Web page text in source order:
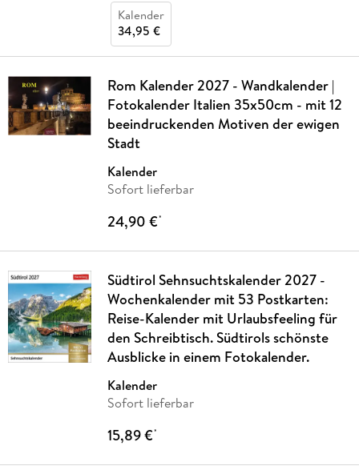
Kalender
34,95 €
Rom Kalender 2027 - Wandkalender |
Fotokalender Italien 35x50cm - mit 12
beeindruckenden Motiven der ewigen
Stadt
Kalender
Sofort lieferbar
24,90 €*
Südtirol Sehnsuchtskalender 2027 -
Wochenkalender mit 53 Postkarten:
Reise-Kalender mit Urlaubsfeeling für
den Schreibtisch. Südtirols schönste
Ausblicke in einem Fotokalender.
Kalender
Sofort lieferbar
15,89 €*